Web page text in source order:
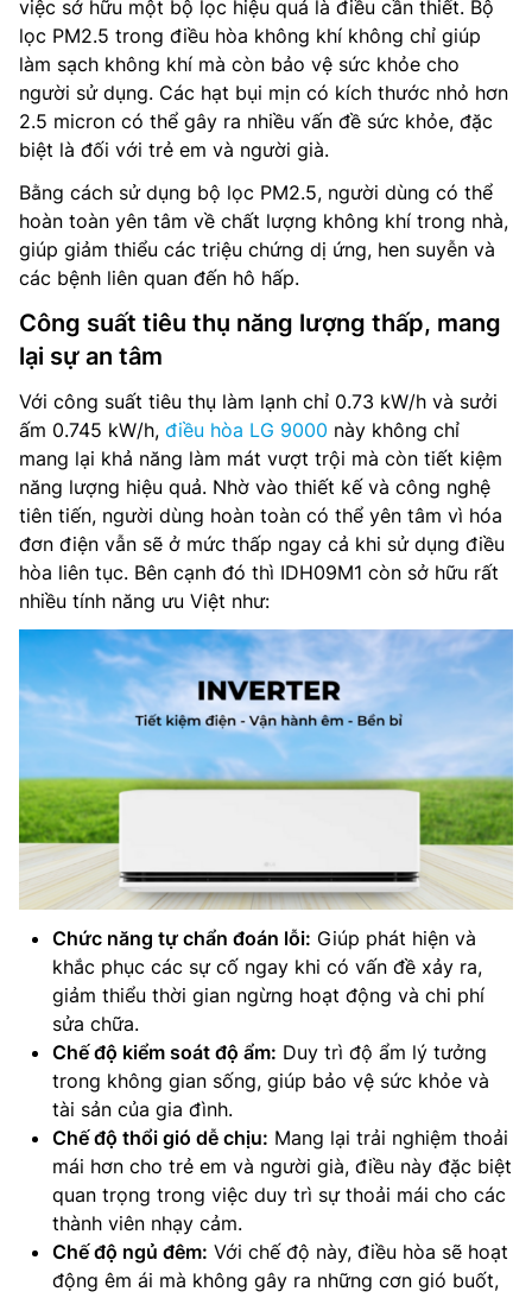
việc sở hữu một bộ lọc hiệu quả là điều cần thiết. Bộ
lọc PM2.5 trong điều hòa không khí không chỉ giúp
làm sạch không khí mà còn bảo vệ sức khỏe cho
người sử dụng. Các hạt bụi mịn có kích thước nhỏ hơn
2.5 micron có thể gây ra nhiều vấn đề sức khỏe, đặc
biệt là đối với trẻ em và người già.
Bằng cách sử dụng bộ lọc PM2.5, người dùng có thể
hoàn toàn yên tâm về chất lượng không khí trong nhà,
giúp giảm thiểu các triệu chứng dị ứng, hen suyễn và
các bệnh liên quan đến hô hấp.
Công suất tiêu thụ năng lượng thấp, mang
lại sự an tâm
Với công suất tiêu thụ làm lạnh chỉ 0.73 kW/h và sưởi
ấm 0.745 kW/h, điều hòa LG 9000 này không chỉ
mang lại khả năng làm mát vượt trội mà còn tiết kiệm
năng lượng hiệu quả. Nhờ vào thiết kế và công nghệ
tiên tiến, người dùng hoàn toàn có thể yên tâm vì hóa
đơn điện vẫn sẽ ở mức thấp ngay cả khi sử dụng điều
hòa liên tục. Bên cạnh đó thì IDH09M1 còn sở hữu rất
nhiều tính năng ưu Việt như:
Chức năng tự chẩn đoán lỗi: Giúp phát hiện và
khắc phục các sự cố ngay khi có vấn đề xảy ra,
giảm thiểu thời gian ngừng hoạt động và chi phí
sửa chữa.
Chế độ kiểm soát độ ẩm: Duy trì độ ẩm lý tưởng
trong không gian sống, giúp bảo vệ sức khỏe và
tài sản của gia đình.
Chế độ thổi gió dễ chịu: Mang lại trải nghiệm thoải
mái hơn cho trẻ em và người già, điều này đặc biệt
quan trọng trong việc duy trì sự thoải mái cho các
thành viên nhạy cảm.
Chế độ ngủ đêm: Với chế độ này, điều hòa sẽ hoạt
động êm ái mà không gây ra những cơn gió buốt,